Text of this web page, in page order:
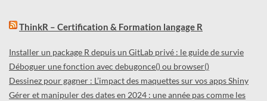
ThinkR – Certification & Formation langage R
Installer un package R depuis un GitLab privé : le guide de survie
Déboguer une fonction avec debugonce() ou browser()
Dessinez pour gagner : L’impact des maquettes sur vos apps Shiny
Gérer et manipuler des dates en 2024 : une année pas comme les